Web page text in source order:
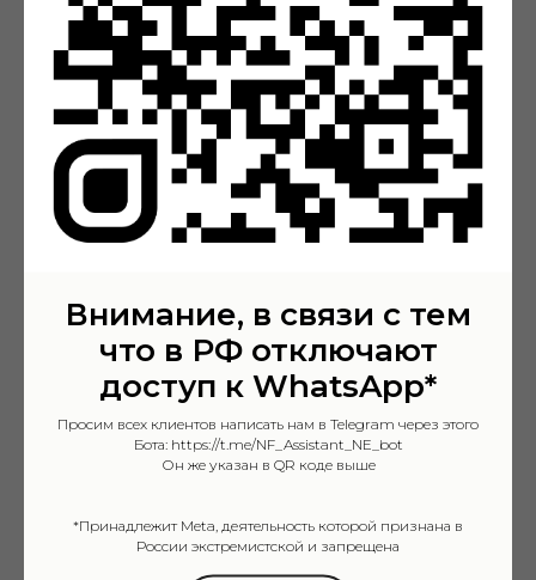
Внимание, в связи с тем
что в РФ отключают
доступ к WhatsApp*
Просим всех клиентов написать нам в Telegram через этого
Бота: https://t.me/NF_Assistant_NE_bot
Он же указан в QR коде выше
*Принадлежит Meta, деятельность которой признана в
России экстремистской и запрещена
Услуги и цены
Первичный онлайн прием 8 000 ₽
Первичный очный прием
Стандартное время проведения1 час 15 минут
Повторный онлайн прием
Повторный очный прием